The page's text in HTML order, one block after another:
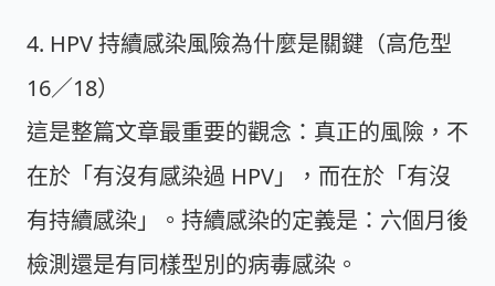
4. HPV 持續感染風險為什麼是關鍵（高危型
16／18）
這是整篇文章最重要的觀念：真正的風險，不
在於「有沒有感染過 HPV」，而在於「有沒
有持續感染」。持續感染的定義是：六個月後
檢測還是有同樣型別的病毒感染。